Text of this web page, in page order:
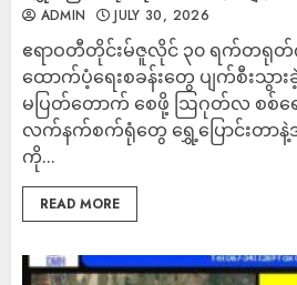
ADMIN JULY 30, 2026
ဧရာဝတီတိုင်းမ်ဇူလိုင် ၃၀ ရက်တ
ထောက်ပံ့ရေးစခန်းတွေ ပျက်စီးသွာ
မပြတ်တောက် စေဖို့ ဩဂုတ်လ စစ်ရ
လက်နက်စက်ရုံတွေ ရွှေ့ပြောင်းတ
ကို...
READ MORE